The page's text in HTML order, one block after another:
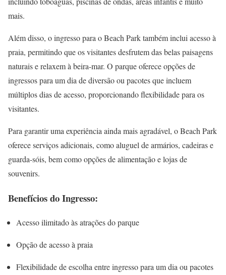
mais.
Além disso, o ingresso para o Beach Park também inclui acesso à
praia, permitindo que os visitantes desfrutem das belas paisagens
naturais e relaxem à beira-mar. O parque oferece opções de
ingressos para um dia de diversão ou pacotes que incluem
múltiplos dias de acesso, proporcionando flexibilidade para os
visitantes.
Para garantir uma experiência ainda mais agradável, o Beach Park
oferece serviços adicionais, como aluguel de armários, cadeiras e
guarda-sóis, bem como opções de alimentação e lojas de
souvenirs.
Benefícios do Ingresso:
Acesso ilimitado às atrações do parque
Opção de acesso à praia
Flexibilidade de escolha entre ingresso para um dia ou pacotes